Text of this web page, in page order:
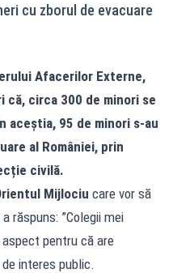
cu zborul de evacuare
Afacerilor Externe,
că, circa 300 de minori se
aceștia, 95 de minori s-au
al României, prin
civilă.
Mijlociu care vor să
răspuns: ”Colegii mei
pentru că are
interes public.